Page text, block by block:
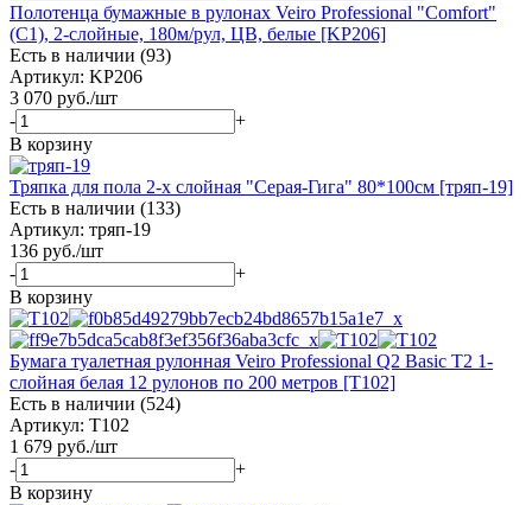
Полотенца бумажные в рулонах Veiro Professional "Comfort"
(С1), 2-слойные, 180м/рул, ЦВ, белые [KP206]
Есть в наличии (93)
Артикул: KP206
3 070 руб./шт
-
+
В корзину
Тряпка для пола 2-х слойная "Серая-Гига" 80*100см [тряп-19]
Есть в наличии (133)
Артикул: тряп-19
136 руб./шт
-
+
В корзину
Бумага туалетная рулонная Veiro Professional Q2 Basic T2 1-
слойная белая 12 рулонов по 200 метров [T102]
Есть в наличии (524)
Артикул: T102
1 679 руб./шт
-
+
В корзину